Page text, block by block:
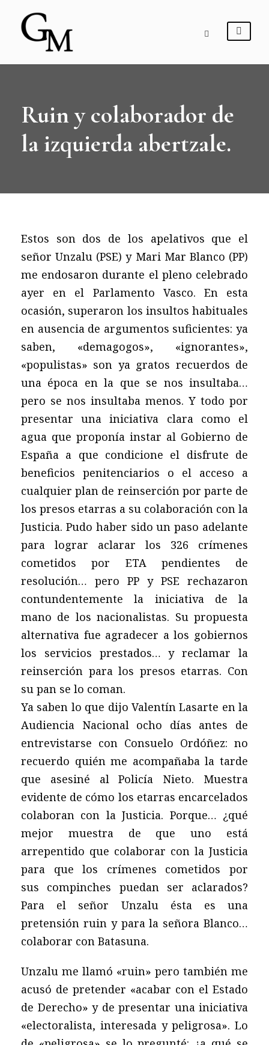
Ruin y colaborador de
la izquierda abertzale.
Estos son dos de los apelativos que el
señor Unzalu (PSE) y Mari Mar Blanco (PP)
me endosaron durante el pleno celebrado
ayer en el Parlamento Vasco. En esta
ocasión, superaron los insultos habituales
en ausencia de argumentos suficientes: ya
saben, «demagogos», «ignorantes»,
«populistas» son ya gratos recuerdos de
una época en la que se nos insultaba…
pero se nos insultaba menos. Y todo por
presentar una iniciativa clara como el
agua que proponía instar al Gobierno de
España a que condicione el disfrute de
beneficios penitenciarios o el acceso a
cualquier plan de reinserción por parte de
los presos etarras a su colaboración con la
Justicia. Pudo haber sido un paso adelante
para lograr aclarar los 326 crímenes
cometidos por ETA pendientes de
resolución… pero PP y PSE rechazaron
contundentemente la iniciativa de la
mano de los nacionalistas. Su propuesta
alternativa fue agradecer a los gobiernos
los servicios prestados… y reclamar la
reinserción para los presos etarras. Con
su pan se lo coman.
Ya saben lo que dijo Valentín Lasarte en la
Audiencia Nacional ocho días antes de
entrevistarse con Consuelo Ordóñez: no
recuerdo quién me acompañaba la tarde
que asesiné al Policía Nieto. Muestra
evidente de cómo los etarras encarcelados
colaboran con la Justicia. Porque… ¿qué
mejor muestra de que uno está
arrepentido que colaborar con la Justicia
para que los crímenes cometidos por
sus compinches puedan ser aclarados?
Para el señor Unzalu ésta es una
pretensión ruin y para la señora Blanco…
colaborar con Batasuna.
Unzalu me llamó «ruin» pero también me
acusó de pretender «acabar con el Estado
de Derecho» y de presentar una iniciativa
«electoralista, interesada y peligrosa». Lo